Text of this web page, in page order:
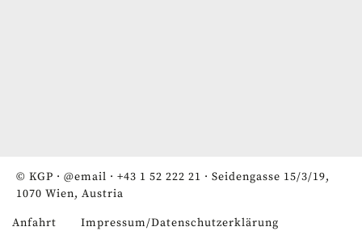
© KGP · @email · +43 1 52 222 21 · Seidengasse 15/3/19,
1070 Wien, Austria
Anfahrt Impressum/Datenschutzerklärung